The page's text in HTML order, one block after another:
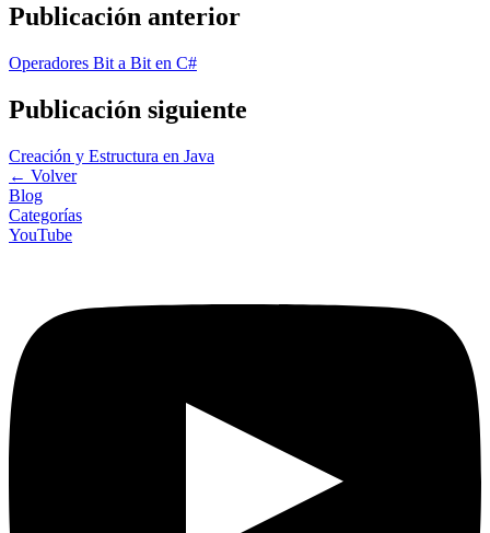
Publicación anterior
Operadores Bit a Bit en C#
Publicación siguiente
Creación y Estructura en Java
← Volver
Blog
Categorías
YouTube